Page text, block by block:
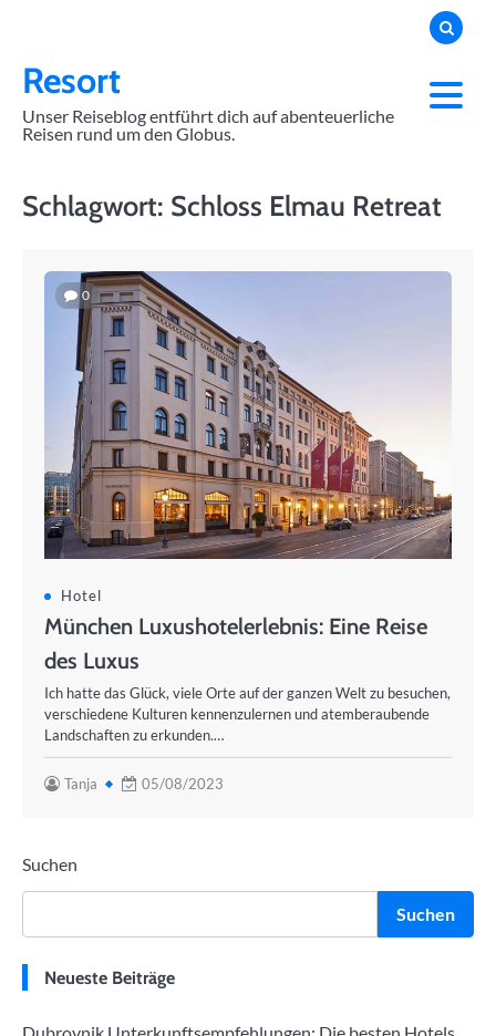
contentResort
Unser Reiseblog entführt dich auf abenteuerliche
Reisen rund um den Globus.
Schlagwort: Schloss Elmau Retreat
0
Hotel
München Luxushotelerlebnis: Eine Reise
des Luxus
Ich hatte das Glück, viele Orte auf der ganzen Welt zu besuchen,
verschiedene Kulturen kennenzulernen und atemberaubende
Landschaften zu erkunden.…
Tanja 05/08/2023
Suchen
Suchen
Neueste Beiträge